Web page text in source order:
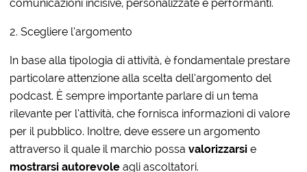
comunicazioni incisive, personalizzate e performanti.
2. Scegliere l’argomento
In base alla tipologia di attività, è fondamentale prestare
particolare attenzione alla scelta dell’argomento del
podcast. È sempre importante parlare di un tema
rilevante per l’attività, che fornisca informazioni di valore
per il pubblico. Inoltre, deve essere un argomento
attraverso il quale il marchio possavalorizzarsie
mostrarsi autorevole agli ascoltatori.